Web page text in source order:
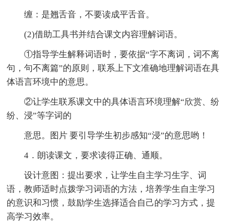
缠：是翘舌音，不要读成平舌音。
(2)借助工具书并结合课文内容理解词语。
①指导学生解释词语时，要依据“字不离词，词不离
句，句不离篇”的原则，联系上下文准确地理解词语在具
体语言环境中的意思。
②让学生联系课文中的具体语言环境理解“欣赏、纷
纷、浸”等字词的
意思。图片 要引导学生初步感知“浸”的意思哟！
4．朗读课文，要求读得正确、通顺。
设计意图：提出要求，让学生自主学习生字、词
语，教师适时点拨学习词语的方法，培养学生自主学习
的意识和习惯，鼓励学生选择适合自己的学习方式，提
高学习效率。